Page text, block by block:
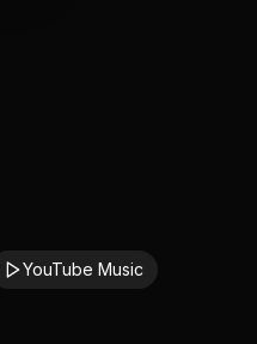
YouTube Music